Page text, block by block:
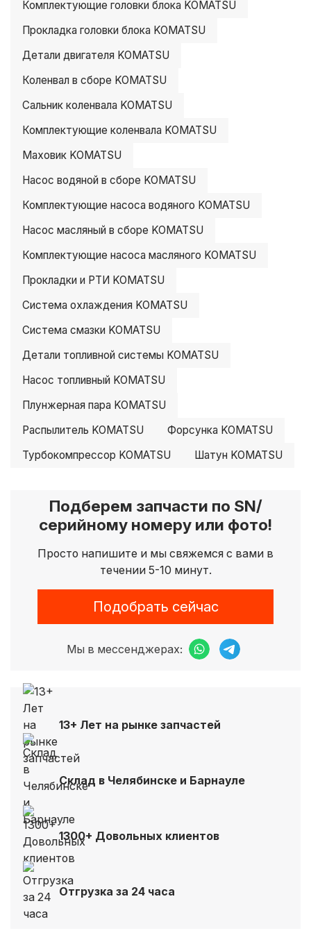
Комплектующие головки блока KOMATSU
Прокладка головки блока KOMATSU
Детали двигателя KOMATSU
Коленвал в сборе KOMATSU
Сальник коленвала KOMATSU
Комплектующие коленвала KOMATSU
Маховик KOMATSU
Насос водяной в сборе KOMATSU
Комплектующие насоса водяного KOMATSU
Насос масляный в сборе KOMATSU
Комплектующие насоса масляного KOMATSU
Прокладки и РТИ KOMATSU
Система охлаждения KOMATSU
Система смазки KOMATSU
Детали топливной системы KOMATSU
Насос топливный KOMATSU
Плунжерная пара KOMATSU
Распылитель KOMATSU
Форсунка KOMATSU
Турбокомпрессор KOMATSU
Шатун KOMATSU
Подберем запчасти по SN/
серийному номеру или фото!
Просто напишите и мы свяжемся с вами в
течении 5-10 минут.
Подобрать сейчас
Мы в мессенджерах:
13+ Лет на рынке запчастей
Склад в Челябинске и Барнауле
1300+ Довольных клиентов
Отгрузка за 24 часа